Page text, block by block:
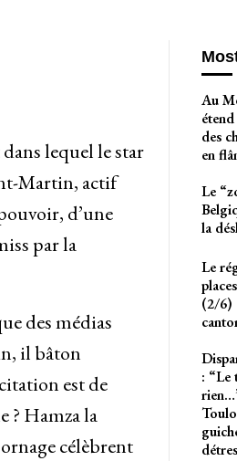
lequel le star
Martin, actif
d’une
par la
des médias
il bâton
est de
? Hamza la
célèbrent
Au
des
en
Le
la
Le
(2/6)
: “Le